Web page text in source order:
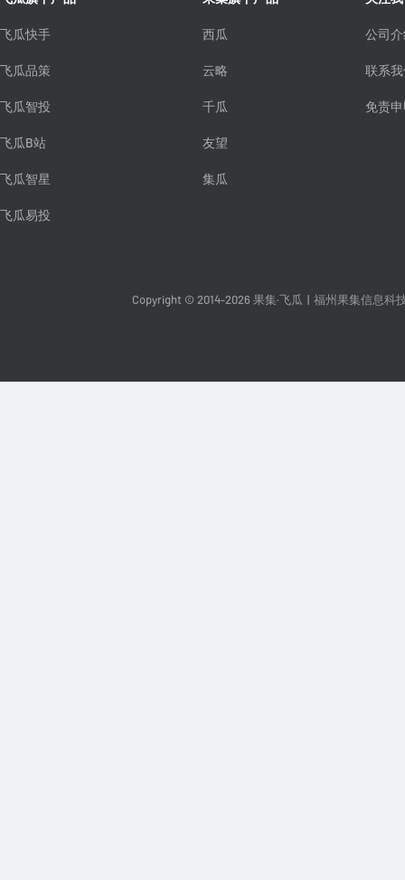
飞瓜快手
飞瓜品策
飞瓜智投
飞瓜B站
飞瓜智星
飞瓜易投
西瓜
云略
千瓜
友望
集瓜
公司
联系
免责
Copyright © 2014-2026 果集·飞瓜 福州果集信息科